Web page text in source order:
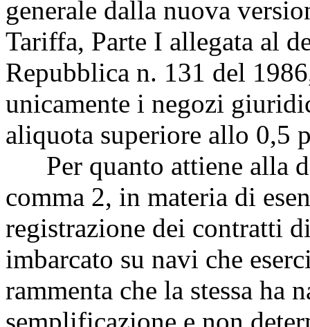
generale dalla nuova
Tariffa, Parte I allegata al
Repubblica n. 131 del
unicamente i negozi
aliquota superiore allo 0,5
Per quanto attiene alla
comma 2, in materia di
registrazione dei contratti
imbarcato su navi che
rammenta che la stessa ha
semplificazione e non